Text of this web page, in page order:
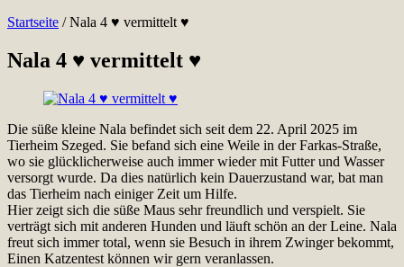
Startseite /Nala 4 ♥ vermittelt ♥
Nala 4 ♥ vermittelt ♥
Die süße kleine Nala befindet sich seit dem 22. April 2025 im
Tierheim Szeged. Sie befand sich eine Weile in der Farkas-Straße,
wo sie glücklicherweise auch immer wieder mit Futter und Wasser
versorgt wurde. Da dies natürlich kein Dauerzustand war, bat man
das Tierheim nach einiger Zeit um Hilfe.
Hier zeigt sich die süße Maus sehr freundlich und verspielt. Sie
verträgt sich mit anderen Hunden und läuft schön an der Leine. Nala
freut sich immer total, wenn sie Besuch in ihrem Zwinger bekommt,
Einen Katzentest können wir gern veranlassen.